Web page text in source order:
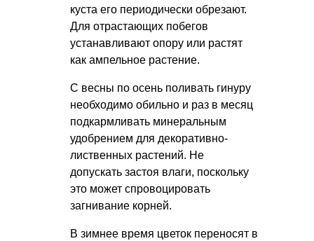
куста его периодически обрезают.
Для отрастающих побегов
устанавливают опору или растят
как ампельное растение.
С весны по осень поливать гинуру
необходимо обильно и раз в месяц
подкармливать минеральным
удобрением для декоративно-
лиственных растений. Не
допускать застоя влаги, поскольку
это может спровоцировать
загнивание корней.
В зимнее время цветок переносят в